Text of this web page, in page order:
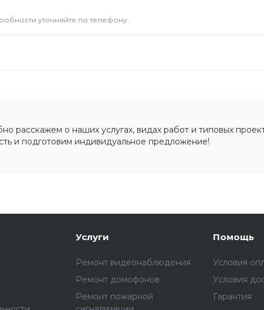
уточняйте по телефону.
расскажем о наших услугах, видах работ и типовых
и подготовим индивидуальное предложение!
Услуги
Ремонт видеонаблюдения
Ремонт домофонов
Ремонт пожарной
Помощь
Условия
Условия
Гарантия